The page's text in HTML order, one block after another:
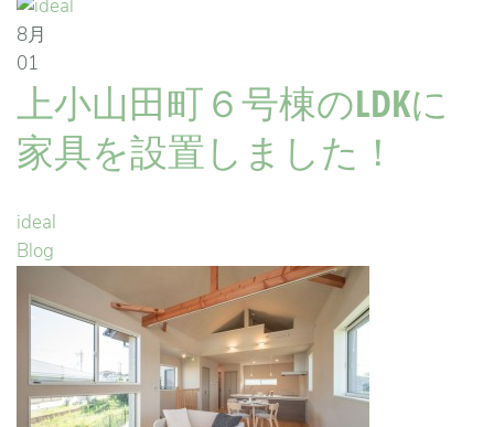
8月
01
上小山田町６号棟のLDKに
家具を設置しました！
ideal
Blog